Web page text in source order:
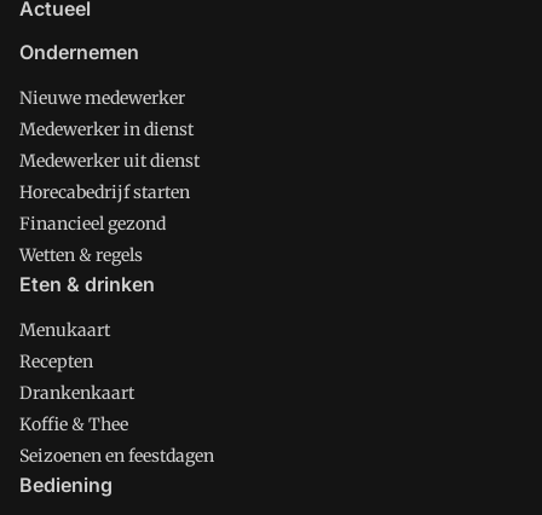
Actueel
Ondernemen
Nieuwe medewerker
Medewerker in dienst
Medewerker uit dienst
Horecabedrijf starten
Financieel gezond
Wetten & regels
Eten & drinken
Menukaart
Recepten
Drankenkaart
Koffie & Thee
Seizoenen en feestdagen
Bediening